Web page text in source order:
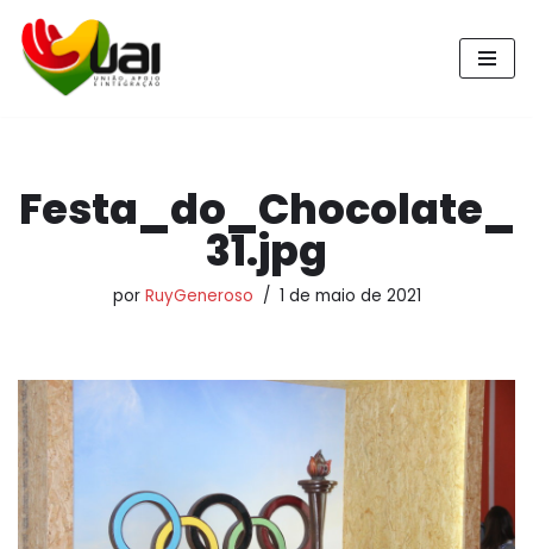
Pular
para
Festa_do_Chocolate_
31.jpg
por RuyGeneroso 1 de maio de 2021